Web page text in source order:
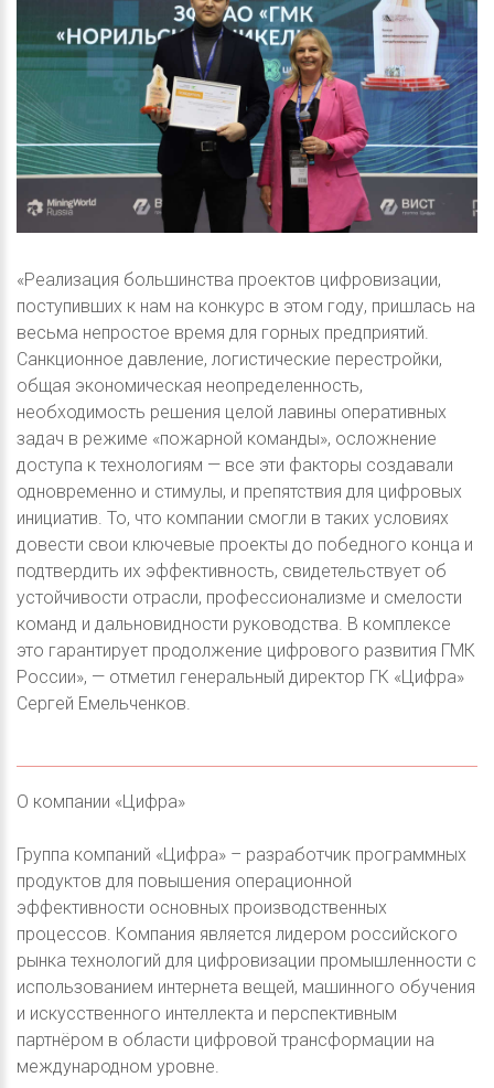
«Реализация большинства проектов цифровизации,
поступивших к нам на конкурс в этом году, пришлась на
весьма непростое время для горных предприятий.
Санкционное давление, логистические перестройки,
общая экономическая неопределенность,
необходимость решения целой лавины оперативных
задач в режиме «пожарной команды», осложнение
доступа к технологиям — все эти факторы создавали
одновременно и стимулы, и препятствия для цифровых
инициатив. То, что компании смогли в таких условиях
довести свои ключевые проекты до победного конца и
подтвердить их эффективность, свидетельствует об
устойчивости отрасли, профессионализме и смелости
команд и дальновидности руководства. В комплексе
это гарантирует продолжение цифрового развития ГМК
России», — отметил генеральный директор ГК «Цифра»
Сергей Емельченков.
О компании «Цифра»
Группа компаний «Цифра» – разработчик программных
продуктов для повышения операционной
эффективности основных производственных
процессов. Компания является лидером российского
рынка технологий для цифровизации промышленности с
использованием интернета вещей, машинного обучения
и искусственного интеллекта и перспективным
партнёром в области цифровой трансформации на
международном уровне.